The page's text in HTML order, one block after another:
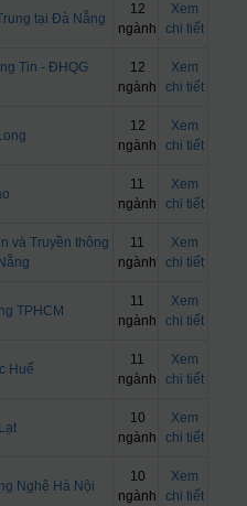
tại Đà Nẵng
12
ngành
Xem
chi tiết
Tin - ĐHQG
12
ngành
Xem
chi tiết
12
ngành
Xem
chi tiết
11
ngành
Xem
chi tiết
và Truyền thông
11
ngành
Xem
chi tiết
TPHCM
11
ngành
Xem
chi tiết
Huế
11
ngành
Xem
chi tiết
10
ngành
Xem
chi tiết
Nghệ Hà Nội
10
ngành
Xem
chi tiết